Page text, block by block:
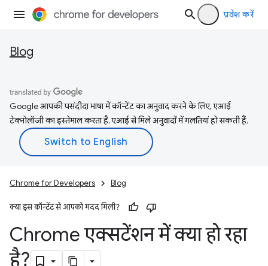
प्रवेश करें
Blog
Google आपकी पसंदीदा भाषा में कॉन्टेंट का अनुवाद करने के लिए, एआई
टेक्नोलॉजी का इस्तेमाल करता है. एआई से मिले अनुवादों में गलतियां हो सकती हैं.
Chrome for Developers Blog
क्या इस कॉन्टेंट से आपको मदद मिली?
Chrome एक्सटेंशन में क्या हो रहा
है?